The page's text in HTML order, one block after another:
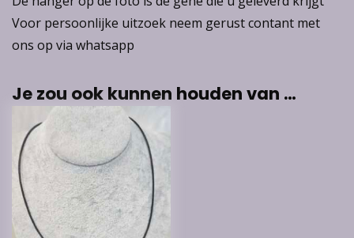
Voor persoonlijke uitzoek neem gerust contant met
ons op via whatsapp
Je zou ook kunnen houden van …